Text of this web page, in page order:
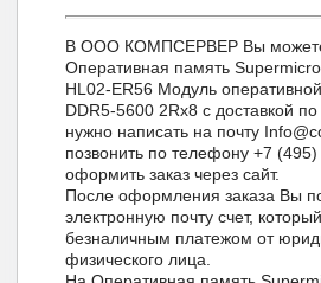
В ООО КОМПСЕРВЕР Вы можете
Оперативная память
HL02-ER56 Модуль
DDR5-5600 2Rx8 с доставкой
нужно написать на почту
позвонить по телефону +7
оформить заказ через сайт.
После оформления заказа Вы
электронную почту счет,
безналичным платежом от
физического лица.